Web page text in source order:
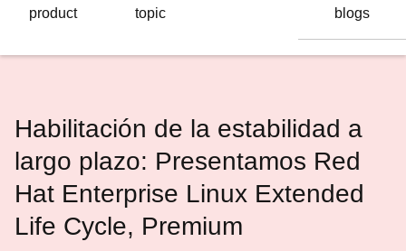
product
topic
blogs
Habilitación de la estabilidad a
largo plazo: Presentamos Red
Hat Enterprise Linux Extended
Life Cycle, Premium